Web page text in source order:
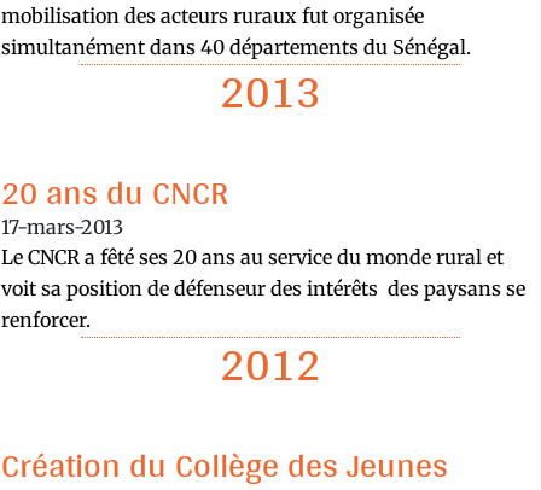
mobilisation des acteurs ruraux fut organisée
simultanément dans 40 départements du Sénégal.
2013
20 ans du CNCR
17-mars-2013
Le CNCR a fêté ses 20 ans au service du monde rural et
voit sa position de défenseur des intérêts des paysans se
renforcer.
2012
Création du Collège des Jeunes